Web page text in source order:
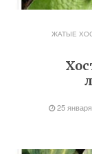
ЖАТЫЕ
25